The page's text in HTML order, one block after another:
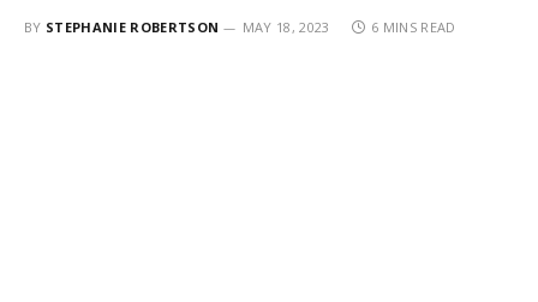
BY STEPHANIE ROBERTSON MAY 18, 2023 6 MINS READ